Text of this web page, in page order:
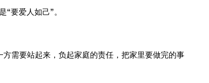
要爱人如己”。
需要站起来，负起家庭的责任，把家里要做完的事